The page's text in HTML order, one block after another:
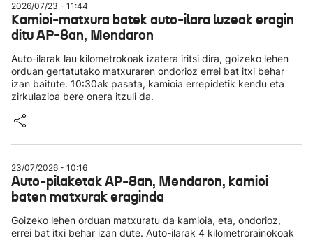
2026/07/23 - 11:44
Kamioi-matxura batek auto-ilara luzeak eragin
ditu AP-8an, Mendaron
Auto-ilarak lau kilometrokoak izatera iritsi dira, goizeko lehen
orduan gertatutako matxuraren ondorioz errei bat itxi behar
izan baitute. 10:30ak pasata, kamioia errepidetik kendu eta
zirkulazioa bere onera itzuli da.
23/07/2026 - 10:16
Auto-pilaketak AP-8an, Mendaron, kamioi
baten matxurak eraginda
Goizeko lehen orduan matxuratu da kamioia, eta, ondorioz,
errei bat itxi behar izan dute. Auto-ilarak 4 kilometrorainokoak